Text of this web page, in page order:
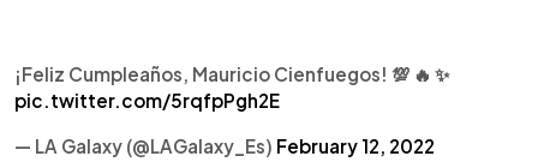
¡Feliz Cumpleaños, Mauricio Cienfuegos! 💯 🔥 ✨
pic.twitter.com/5rqfpPgh2E
— LA Galaxy (@LAGalaxy_Es) February 12, 2022